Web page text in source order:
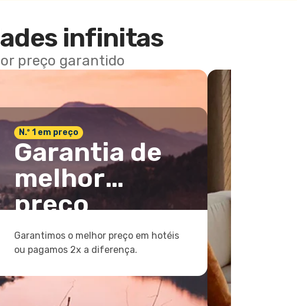
infinitas
preço garantido
N.º 1 em preço
Garantia de
melhor
preço
Garantimos o melhor preço em hotéis
ou pagamos 2x a diferença.